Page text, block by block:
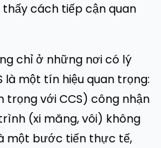
cách tiếp cận quan
chỉ ở những nơi có lý
là một tín hiệu quan trọng:
với CCS) công nhận
(xi măng, vôi) không
một bước tiến thực tế,